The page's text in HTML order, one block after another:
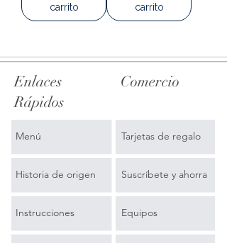
carrito
carrito
Enlaces
Rápidos
Comercio
Menú
Historia de origen
Instrucciones
Tarjetas de regalo
Suscríbete y ahorra
Equipos